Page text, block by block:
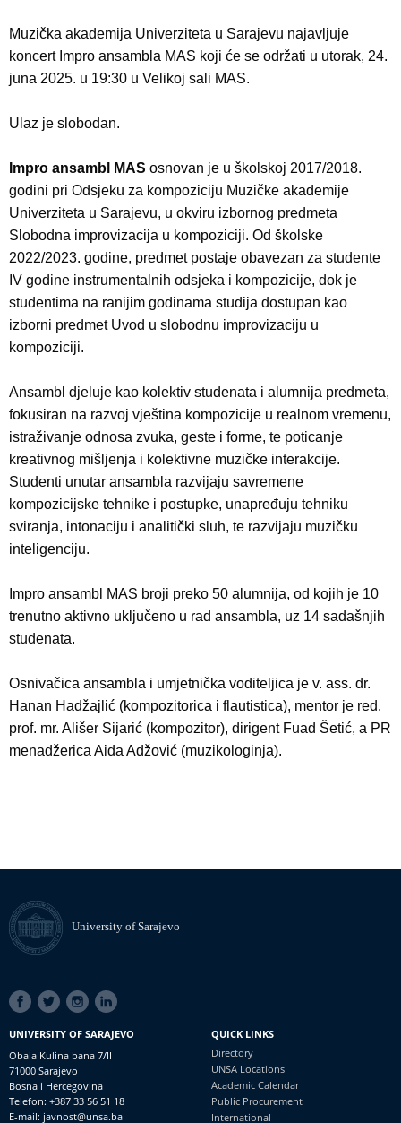
Muzička akademija Univerziteta u Sarajevu najavljuje
koncert Impro ansambla MAS koji će se održati u utorak, 24.
juna 2025. u 19:30 u Velikoj sali MAS.
Ulaz je slobodan.
Impro ansambl MAS osnovan je u školskoj 2017/2018.
godini pri Odsjeku za kompoziciju Muzičke akademije
Univerziteta u Sarajevu, u okviru izbornog predmeta
Slobodna improvizacija u kompoziciji. Od školske
2022/2023. godine, predmet postaje obavezan za studente
IV godine instrumentalnih odsjeka i kompozicije, dok je
studentima na ranijim godinama studija dostupan kao
izborni predmet Uvod u slobodnu improvizaciju u
kompoziciji.
Ansambl djeluje kao kolektiv studenata i alumnija predmeta,
fokusiran na razvoj vještina kompozicije u realnom vremenu,
istraživanje odnosa zvuka, geste i forme, te poticanje
kreativnog mišljenja i kolektivne muzičke interakcije.
Studenti unutar ansambla razvijaju savremene
kompozicijske tehnike i postupke, unapređuju tehniku
sviranja, intonaciju i analitički sluh, te razvijaju muzičku
inteligenciju.
Impro ansambl MAS broji preko 50 alumnija, od kojih je 10
trenutno aktivno uključeno u rad ansambla, uz 14 sadašnjih
studenata.
Osnivačica ansambla i umjetnička voditeljica je v. ass. dr.
Hanan Hadžajlić (kompozitorica i flautistica), mentor je red.
prof. mr. Ališer Sijarić (kompozitor), dirigent Fuad Šetić, a PR
menadžerica Aida Adžović (muzikologinja).
University of Sarajevo
SOCIAL
LINKS
UNIVERSITY OF SARAJEVO
Obala Kulina bana 7/II
71000 Sarajevo
Bosna i Hercegovina
Telefon: +387 33 56 51 18
E-mail: javnost@unsa.ba
QUICK LINKS
Directory
UNSA Locations
Academic Calendar
Public Procurement
International